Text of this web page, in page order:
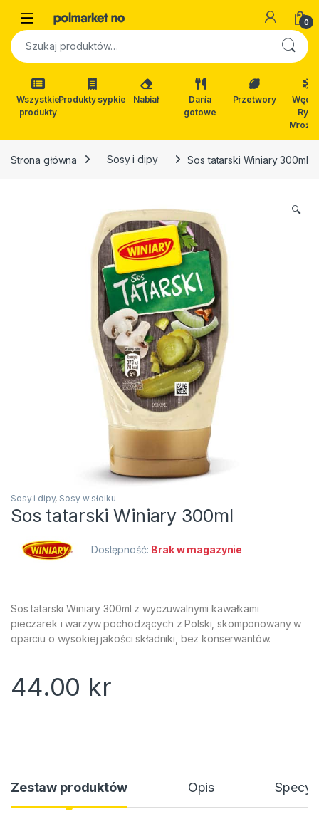
Open 0
Szukaj:
Wszystkie
produkty
Produkty sypkie Nabiał
Dania
gotowe
Przetwory
Ryby
Strona główna Sosy i dipy Sos tatarski Winiary 300ml
🔍
Sosy i dipy, Sosy w słoiku
Sos tatarski Winiary 300ml
Dostępność: Brak w magazynie
Sos tatarski Winiary 300ml z wyczuwalnymi kawałkami
pieczarek i warzyw pochodzących z Polski, skomponowany w
oparciu o wysokiej jakości składniki, bez konserwantów.
44.00 kr
Zestaw produktów Opis